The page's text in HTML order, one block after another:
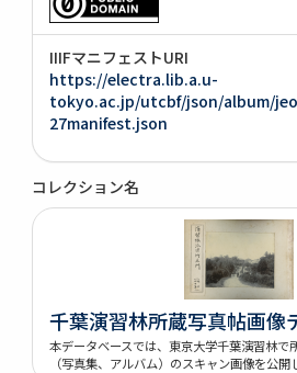
IIIFマニフェストURI
https://electra.lib.a.u-
tokyo.ac.jp/utcbf/json/album/
27manifest.json
コレクション名
千葉演習林所蔵写真帖画像
本データベースでは、東京大学千葉演習林で
（写真集、アルバム）のスキャン画像を公開